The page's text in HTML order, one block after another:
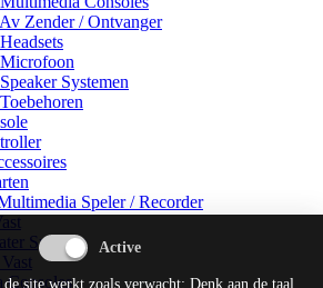
Zender / Ontvanger
Systemen
Speler / Recorder
Systems
Consoles
site werkt zoals verwacht; Denk aan de taal